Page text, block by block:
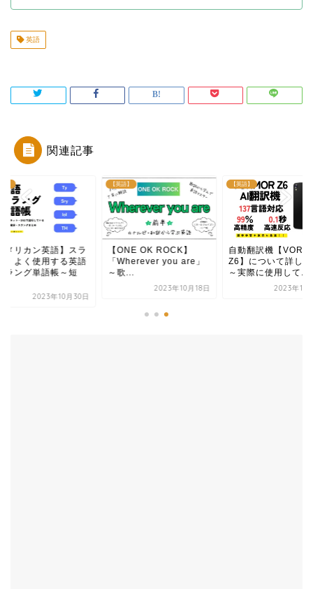
英語
関連記事
メリカン英語】スラ
・よく使用する英語
ラング単語帳～短
2023年10月30日
【英語】
【ONE OK ROCK】
「Wherever you are」
～歌...
2023年10月18日
【英語】
自動翻訳機【
Z6】について詳しく
～実際に使用して...
2023年11